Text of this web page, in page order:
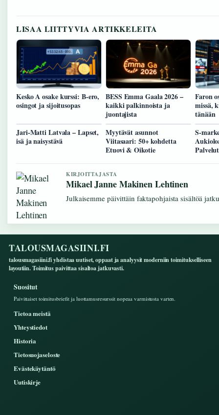
LISAA LIITTYVIA ARTIKKELEITA
Kesko A osake kurssi: B-ero,
osingot ja sijoitusopas
BESS Emma Gaala 2026 –
kaikki palkinnoista ja
juontajista
Faron
missä,
tänään
Jari-Matti Latvala – Lapset,
isä ja naisystävä
Myytävät asunnot
Viitasaari: 50+ kohdetta
Etuovi & Oikotie
S-
Palvelut
KIRJOITTAJASTA
Mikael Janne Makinen Lehtinen
Julkaisemme päivittäin faktapohjaista sisältöä
TALOUSMAGASIINI.FI
talousmagasiini.fi yhdistaa uutiset, oppaat ja analyysit moderniin toimitukselliseen
layoutiin. Toimitus paivittaa sisaltoa jatkuvasti.
Suositut
Paivittaiset toimitusbriefit ja luottamusresurssit nopeaa varmistusta varten.
Tietoa meistä
Yhteystiedot
Historia
Tietosuojaseloste
Evästekäytäntö
Uutiskirje